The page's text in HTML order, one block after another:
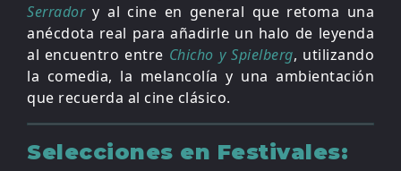
Serradory al cine en general que retoma una
anécdota real para añadirle un halo de leyenda
al encuentro entre Chicho y Spielberg, utilizando
la comedia, la melancolía y una ambientación
que recuerda al cine clásico.
Selecciones en Festivales: